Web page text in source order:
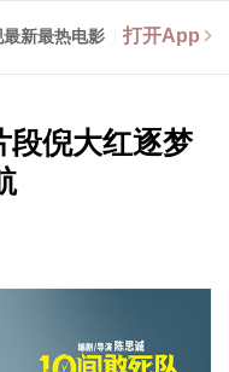
最新最热电影 打开App
段倪大红逐梦